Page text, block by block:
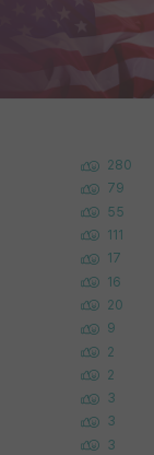
280
79
55
111
17
16
20
9
2
2
3
3
3